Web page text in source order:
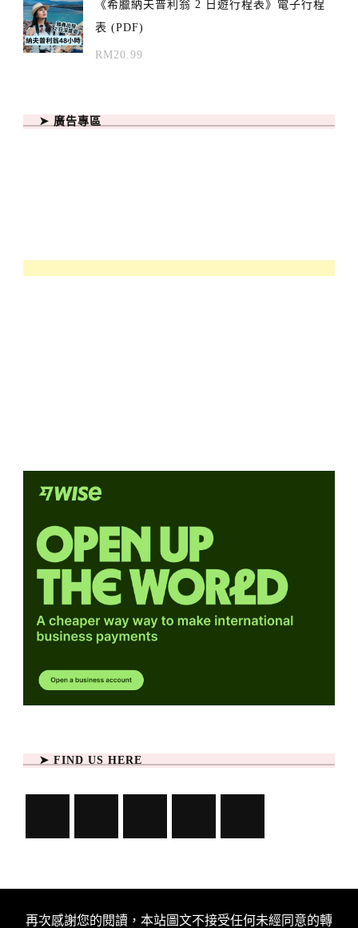
《希臘納夫普利翁 2 日遊行程表》電子行程
表 (PDF)
RM20.99
➤ 廣告專區
➤ FIND US HERE
再次感謝您的閱讀，本站圖文不接受任何未經同意的轉